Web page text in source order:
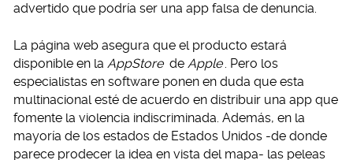
advertido que podría ser una app falsa de denuncia.
La página web asegura que el producto estará
disponible en la AppStore de Apple . Pero los
especialistas en software ponen en duda que esta
multinacional esté de acuerdo en distribuir una app que
fomente la violencia indiscriminada. Además, en la
mayoría de los estados de Estados Unidos -de donde
parece prodecer la idea en vista del mapa- las peleas